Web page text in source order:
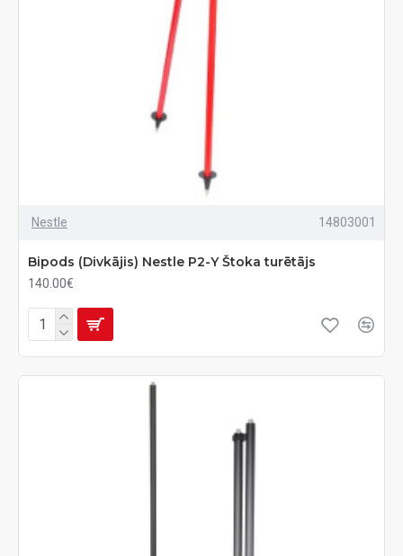
Nestle 14803001
Bipods (Divkājis) Nestle P2-Y Štoka turētājs
140.00€